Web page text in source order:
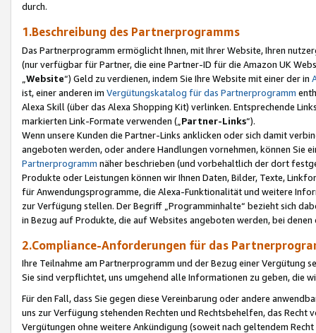
durch.
1.Beschreibung des Partnerprogramms
Das Partnerprogramm ermöglicht Ihnen, mit Ihrer Website, Ihren
(nur verfügbar für Partner, die eine Partner-ID für die Amazon UK
Website“) Geld zu verdienen, indem Sie Ihre Website mit einer der in
ist, einer anderen im Vergütungskatalog für das Partnerprogramm
Alexa Skill (über das Alexa Shopping Kit) verlinken. Entsprechende
markierten Link-Formate verwenden („ Partner-Links“).
Wenn unsere Kunden die Partner-Links anklicken oder sich damit
angeboten werden, oder andere Handlungen vornehmen, können Sie
Partnerprogramm näher beschrieben (und vorbehaltlich der dort
Produkte oder Leistungen können wir Ihnen Daten, Bilder, Texte,
für Anwendungsprogramme, die Alexa-Funktionalität und weitere
zur Verfügung stellen. Der Begriff „Programminhalte“ bezieht sich
in Bezug auf Produkte, die auf Websites angeboten werden, bei
2.Compliance-Anforderungen für das
Ihre Teilnahme am Partnerprogramm und der Bezug einer Vergütung
Sie sind verpflichtet, uns umgehend alle Informationen zu geben, die
Für den Fall, dass Sie gegen diese Vereinbarung oder andere
uns zur Verfügung stehenden Rechten und Rechtsbehelfen, das
Vergütungen ohne weitere Ankündigung (soweit nach geltendem